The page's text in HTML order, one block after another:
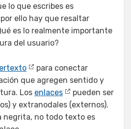
lo que escribes es
ello hay que resaltar
es lo realmente importante
del usuario?
para conectar
que agregen sentido y
Los enlaces
pueden ser
y extranodales (externos).
negrita, no todo texto es